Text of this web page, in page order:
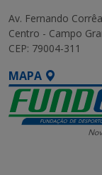
Av. Fernando
Centro - Campo
CEP: 79004-311
MAPA